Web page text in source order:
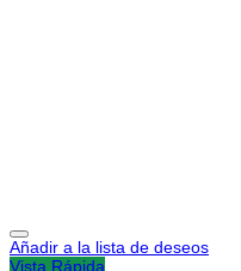
Añadir a la lista de deseos
Vista Rápida